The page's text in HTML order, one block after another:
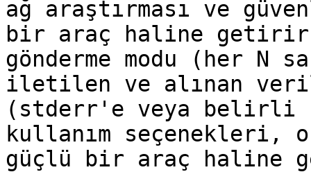
ağ araştırması ve
bir araç haline getirir.
gönderme modu (her N
iletilen ve alınan
(stderr'e veya belirli
kullanım seçenekleri,
güçlü bir araç haline